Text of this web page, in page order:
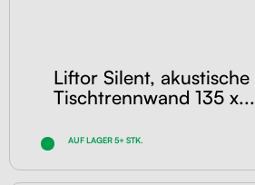
Liftor Silent, akustische
Tischtrennwand 135 x...
AUF LAGER 5+ STK.